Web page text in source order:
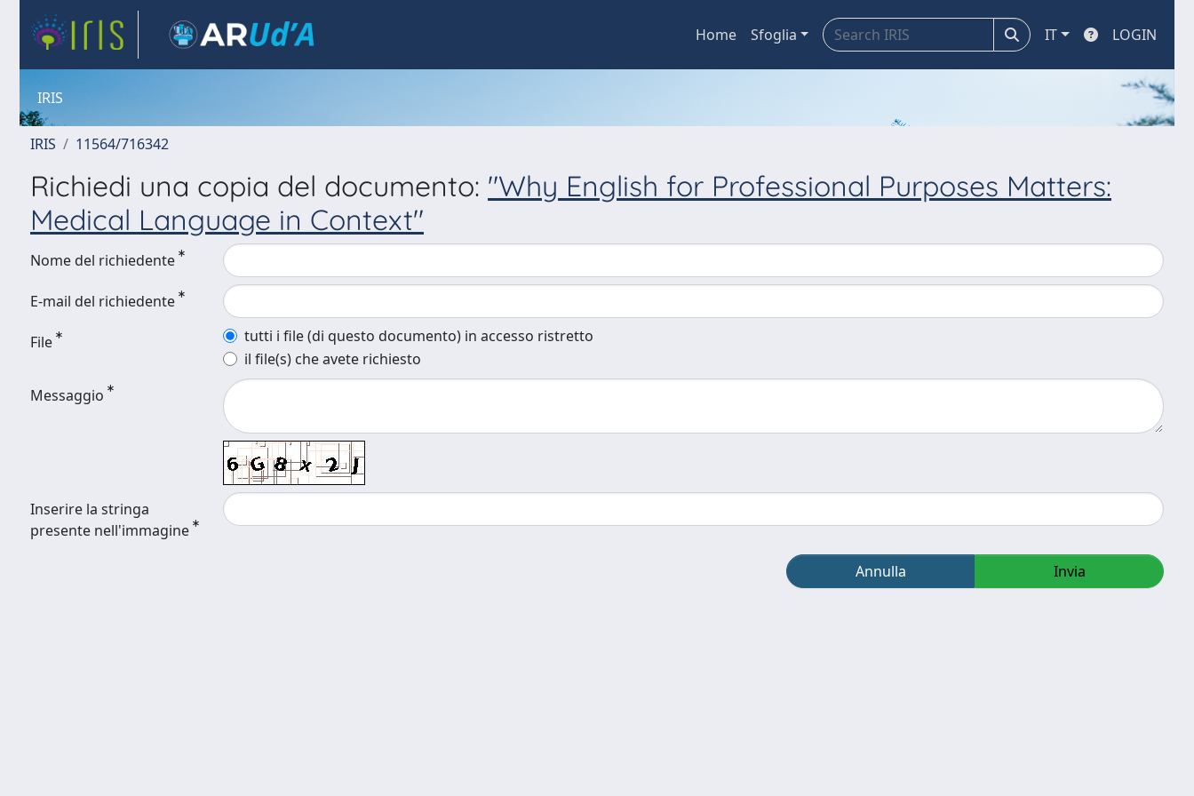
Home Sfoglia IT LOGIN
IRIS
IRIS 11564/716342
Richiedi una copia del documento: "Why English for Professional Purposes Matters:
Medical Language in Context"
Nome del richiedente
E-mail del richiedente
File
tutti i file (di questo documento) in accesso ristretto
il file(s) che avete richiesto
Messaggio
Inserire la stringa
presente nell'immagine
Annulla Invia